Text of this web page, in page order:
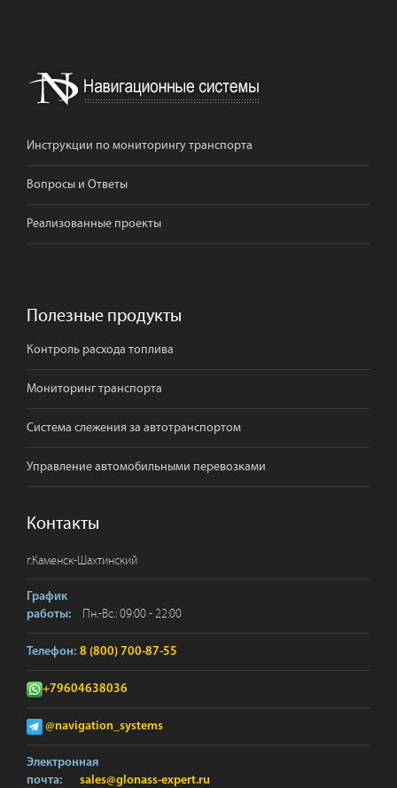
Инструкции по мониторингу транспорта
Вопросы и Ответы
Реализованные проекты
Полезные продукты
Контроль расхода топлива
Мониторинг транспорта
Система слежения за автотранспортом
Управление автомобильными перевозками
Контакты
г.Каменск-Шахтинский
График
работы:
Пн.-Вс.: 09:00 - 22:00
Телефон: 8 (800) 700-87-55
+79604638036
@navigation_systems
Электронная
почта:
sales@glonass-expert.ru